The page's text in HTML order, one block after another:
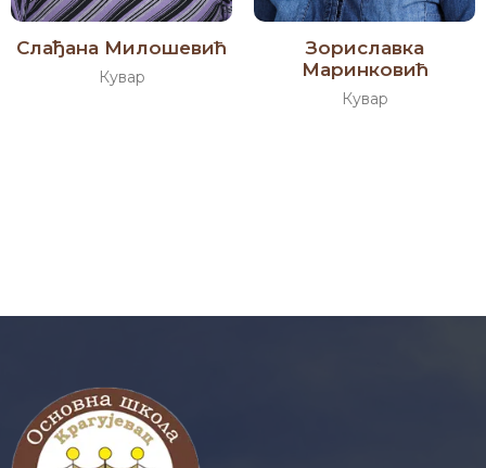
Слађана Милошевић
Кувар
Зориславка
Маринковић
Кувар